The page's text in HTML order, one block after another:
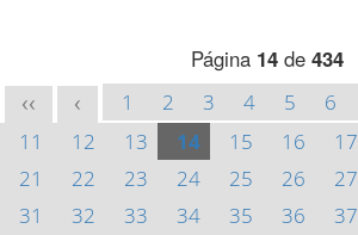
Página 14 de 434
<< < 1 2 3 4 5 6
11
12 13 14 15 16 17
21
22 23 24 25 26 27
31
32 33 34 35 36 37